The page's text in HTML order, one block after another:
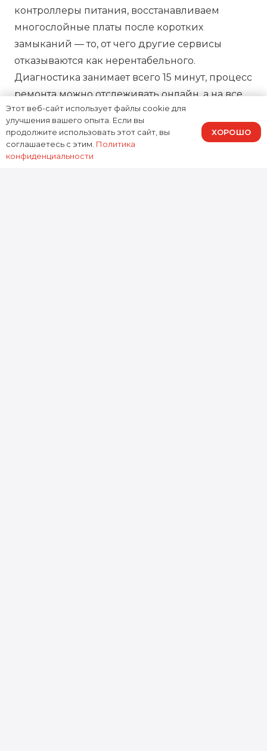
контроллеры питания, восстанавливаем
многослойные платы после коротких
замыканий — то, от чего другие сервисы
отказываются как нерентабельного.
Диагностика занимает всего 15 минут, процесс
ремонта можно отслеживать онлайн, а на все
работы предоставляем зафиксированную в
договоре гарантию, подтверждая нашу
ответственность за результат.
Этот веб-сайт использует файлы cookie для
улучшения вашего опыта. Если вы
продолжите использовать этот сайт, вы
соглашаетесь с этим. Политика
конфиденциальности
ХОРОШО